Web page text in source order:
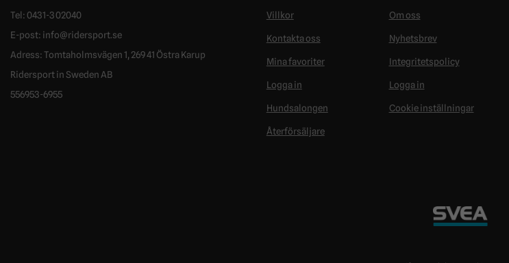
Tel: 0431-302040
E-post: info@ridersport.se
Adress: Tomtaholmsvägen 1, 269 41 Östra Karup
Ridersport in Sweden AB
556953-6955
Villkor
Kontakta oss
Mina favoriter
Logga in
Hundsalongen
Återförsäljare
Om oss
Nyhetsbrev
Integritetspolicy
Logga in
Cookie inställningar